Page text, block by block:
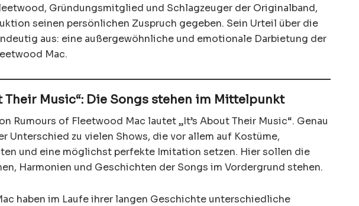
Gründungsmitglied und Schlagzeuger der Originalband,
seinen persönlichen Zuspruch gegeben. Sein Urteil über die
aus: eine außergewöhnliche und emotionale Darbietung der
Mac.
Their Music“: Die Songs stehen im Mittelpunkt
Rumours of Fleetwood Mac lautet „It’s About Their Music“. Genau
Unterschied zu vielen Shows, die vor allem auf Kostüme,
und eine möglichst perfekte Imitation setzen. Hier sollen die
Harmonien und Geschichten der Songs im Vordergrund stehen.
haben im Laufe ihrer langen Geschichte unterschiedliche